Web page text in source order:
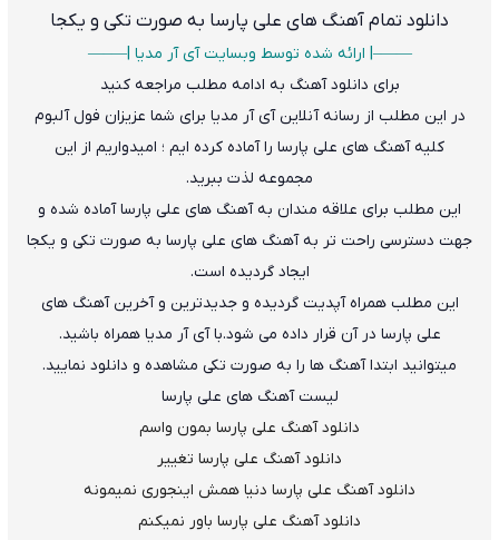
دانلود تمام آهنگ های علی پارسا به صورت تکی و یکجا
——–| ارائه شده توسط وبسایت آی آر مدیا |—–—
برای دانلود آهنگ به ادامه مطلب مراجعه کنید
در این مطلب از رسانه آنلاین آی آر مدیا برای شما عزیزان فول آلبوم
کلیه آهنگ های علی پارسا را آماده کرده ایم ؛ امیدواریم از این
مجموعه لذت ببرید.
این مطلب برای علاقه مندان به آهنگ های علی پارسا آماده شده و
جهت دسترسی راحت تر به آهنگ های علی پارسا به صورت تکی و یکجا
ایجاد گردیده است.
این مطلب همراه آپدیت گردیده و جدیدترین و آخرین آهنگ های
علی پارسا در آن قرار داده می شود.با آی آر مدیا همراه باشید.
میتوانید ابتدا آهنگ ها را به صورت تکی مشاهده و دانلود نمایید.
لیست آهنگ های علی پارسا
دانلود آهنگ علی پارسا بمون واسم
دانلود آهنگ علی پارسا تغییر
دانلود آهنگ علی پارسا دنیا همش اینجوری نمیمونه
دانلود آهنگ علی پارسا باور نمیکنم